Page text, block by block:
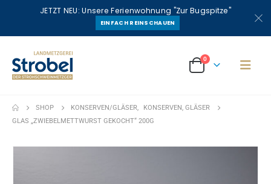
JETZT NEU: Unsere Ferienwohnung "Zur Bugspitze"
EINFACH REINSCHAUEN
0
SHOP KONSERVEN/GLÄSER,
KONSERVEN, GLÄSER
GLAS „ZWIEBELMETTWURST GEKOCHT“ 200G